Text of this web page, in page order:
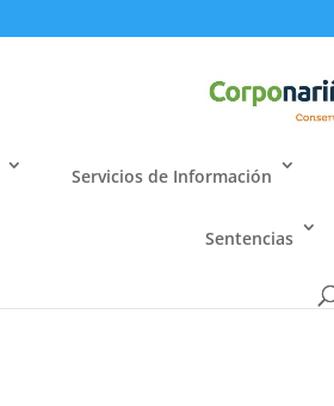
Servicios de Información
Sentencias